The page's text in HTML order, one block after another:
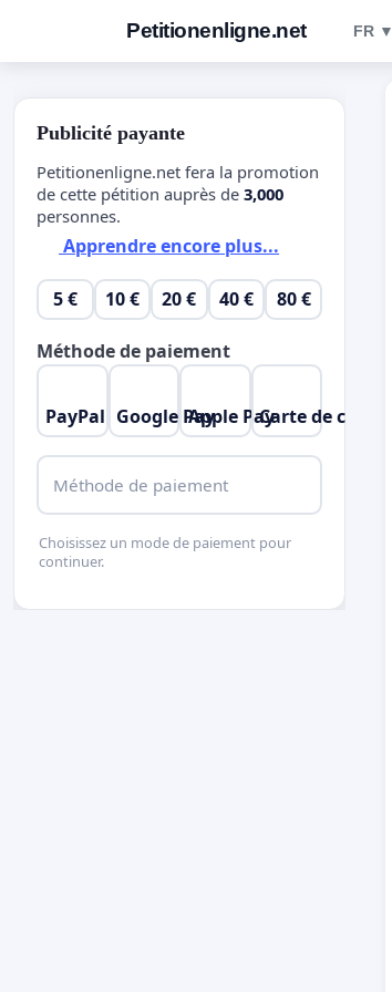
Petitionenligne.net FR ▼
Publicité payante
Petitionenligne.net fera la promotion
de cette pétition auprès de 3,000
personnes.
Apprendre encore plus...
5 € 10 € 20 € 40 € 80 €
Méthode de paiement
PayPal Google PayApple PayCarte de crédit
Méthode de paiement
Choisissez un mode de paiement pour
continuer.